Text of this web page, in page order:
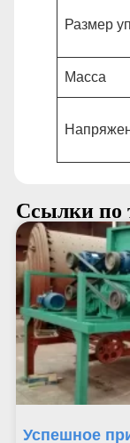
Размер
Масса
Ссылки по
Успешное